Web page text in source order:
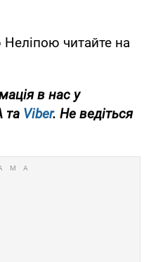
читайте на
в нас у
та Viber. Не ведіться